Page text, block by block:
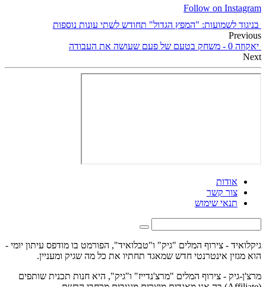
Follow on Instagram
בניגוד לשמועות: "המפץ הגדול" תחודש לשתי עונות נוספות
Previous
יאקוזה 0 - משחק בטעם של פעם שעושה את העבודה
Next
אודות
צור קשר
תנאי שימוש
גיקלואיד - צירוף המלים "גיק" ו"טבלואיד", הפורמט בו מודפס עיתון יומי -
הוא מגזין אינטרנטי חדש שמאגד תחתיו את כל מה שגיק ומעניין.
מרצ'ן-גיק - צירוף המלים "מרצ'נדייז" ו"גיק", היא חנות תכנית שותפים